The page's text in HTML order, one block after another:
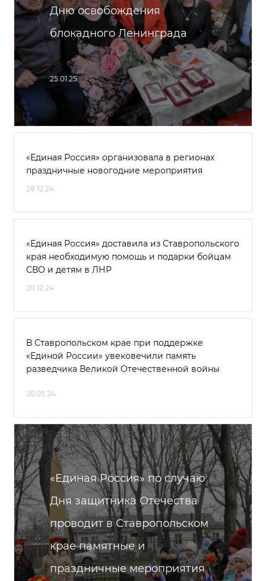
Дню освобождения
блокадного Ленинграда
25.01.25
«Единая Россия» организовала в регионах
праздничные новогодние мероприятия
28.12.24
«Единая Россия» доставила из Ставропольского
края необходимую помощь и подарки бойцам
СВО и детям в ЛНР
20.12.24
В Ставропольском крае при поддержке
«Единой России» увековечили память
разведчика Великой Отечественной войны
26.05.24
«Единая Россия» по случаю
Дня защитника Отечества
проводит в Ставропольском
крае памятные и
праздничные мероприятия